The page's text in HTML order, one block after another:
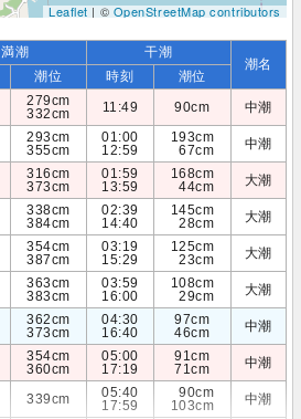
Leaflet| ©OpenStreetMap contributors
満潮 干潮
潮名
潮位 時刻
潮位
279cm
332cm
11:49 90cm 中潮
293cm
355cm
01:00
12:59
193cm
67cm
中潮
316cm
373cm
01:59
13:59
168cm
44cm
大潮
338cm
384cm
02:39
14:40
145cm
28cm
大潮
354cm
387cm
03:19
15:29
125cm
23cm
大潮
363cm
383cm
03:59
16:00
108cm
29cm
大潮
362cm
373cm
04:30
16:40
97cm
46cm
中潮
354cm
360cm
05:00
17:19
91cm
71cm
中潮
339cm
05:40
17:59
90cm
103cm
中潮